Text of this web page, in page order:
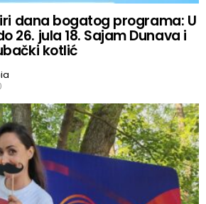
dana bogatog programa: U
26. jula 18. Sajam Dunava i
kotlić